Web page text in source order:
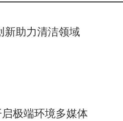
若问题仍未解决，用户可耐心等
新助力清洁领域
极端环境多媒体